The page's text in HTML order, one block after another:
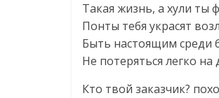
Такая жизнь, а хули ты
Понты тебя украсят
Быть настоящим среди
Не потеряться легко
Кто твой заказчик?